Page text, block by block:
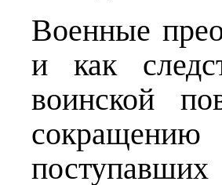
Военные
и как
воинской